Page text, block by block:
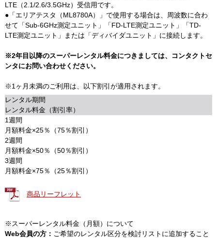
LTE（2.1/2.6/3.5GHz）受信用です。
●「エリアテスタ（ML8780A）」で使用する場合は、周波数に合わ
せて「Sub-6GHz測定ユニット」「FD-LTE測定ユニット」「TD-
LTE測定ユニット」または「ディバイダユニット」に接続します。
※2年目以降のスーパーレンタル料金につきましては、コンタクトセ
ンタにお問い合わせください。
※1ヶ月未満のご利用は、以下割引が適用されます。
レンタル期間
レンタル料金（割引率）
1週間
月額料金×25％（75％割引）
2週間
月額料金×50％（50％割引）
3週間
月額料金×75％（25％割引）
商品リーフレット
※スーパーレンタル料金（月額）について
Web会員の方： ご希望のレンタル区分を検討リストに追加すること